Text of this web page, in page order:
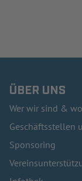
ÜBER UNS
Wer wir sind &
Geschäftsstellen
Sponsoring